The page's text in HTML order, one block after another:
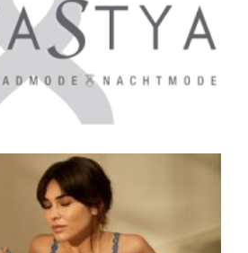
SHOP
OVER ONS
MERKEN